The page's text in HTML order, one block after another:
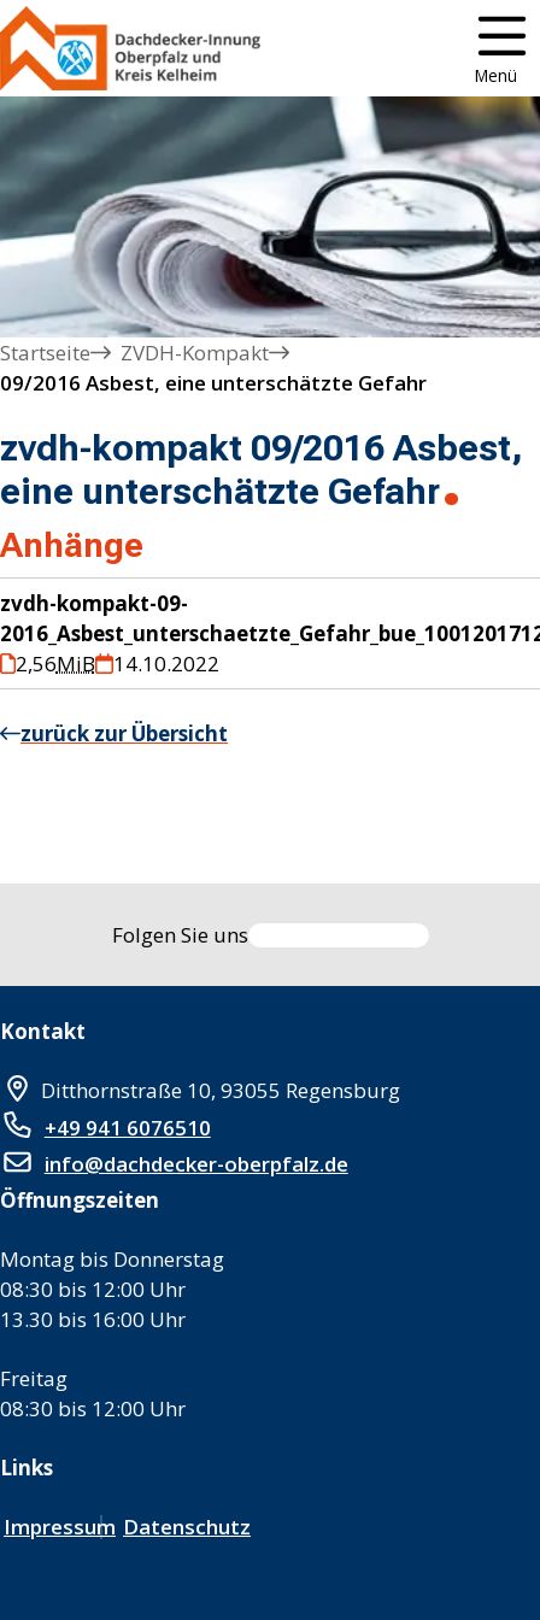
Menü
Startseite
ZVDH-Kompakt
09/2016 Asbest, eine unterschätzte Gefahr
zvdh-kompakt 09/2016 Asbest,
eine unterschätzte Gefahr
Anhänge
zvdh-kompakt-09-
2,56MiB 14.10.2022
zurück zur Übersicht
Folgen Sie uns
Kontakt
Ditthornstraße 10, 93055 Regensburg
+49 941 6076510
info@dachdecker-oberpfalz.de
Öffnungszeiten
Montag bis Donnerstag
08:30 bis 12:00 Uhr
13.30 bis 16:00 Uhr
Freitag
08:30 bis 12:00 Uhr
Links
Impressum Datenschutz